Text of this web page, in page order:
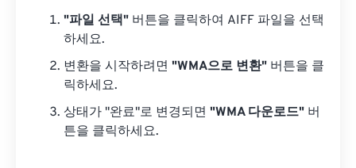
"파일 선택" 버튼을 클릭하여 AIFF 파일을 선택
하세요.
변환을 시작하려면 "WMA으로 변환" 버튼을 클
릭하세요.
상태가 "완료"로 변경되면 "WMA 다운로드" 버
튼을 클릭하세요.